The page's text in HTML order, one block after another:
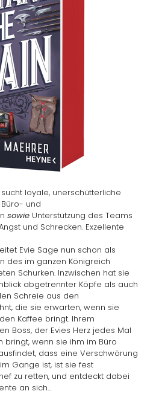
loyale, unerschütterliche
und
sowieUnterstützung des Teams
und Schrecken. Exzellente
Evie Sage nun schon als
des im ganzen Königreich
Schurken. Inzwischen hat sie
abgetrennter Köpfe als auch
Schreie aus den
die sie erwarten, wenn sie
Kaffee bringt. Ihrem
Boss, der Evies Herz jedes Mal
bringt, wenn sie ihm im Büro
dass eine Verschwörung
Gange ist, ist sie fest
zu retten, und entdeckt dabei
an sich…